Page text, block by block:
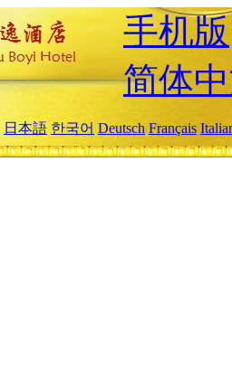
手机版
简体
日本語 한국어 Deutsch Français